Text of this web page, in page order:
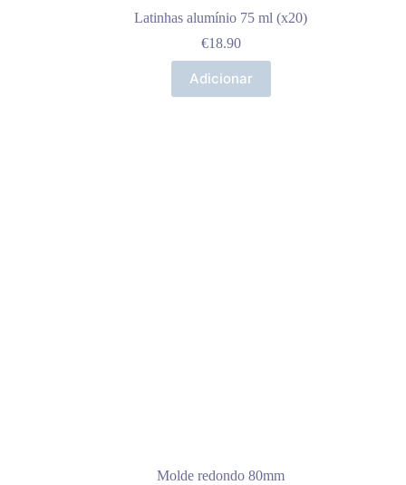
Latinhas alumínio 75 ml (x20)
€18.90
Adicionar
Molde redondo 80mm